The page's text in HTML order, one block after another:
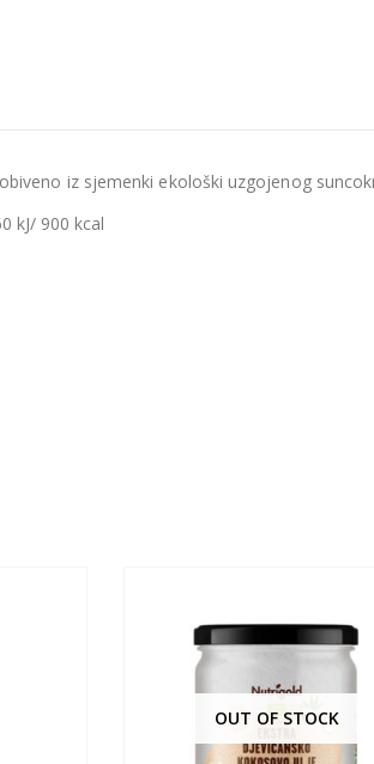
iz sjemenki ekološki uzgojenog
kJ/ 900 kcal
OUT OF STOCK